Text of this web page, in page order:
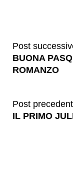
Post
BUONA
ROMANZO
Post
IL PRIMO